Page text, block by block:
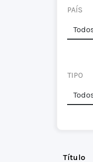
PAÍS
TIPO
Título